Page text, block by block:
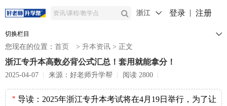
浙江 登录 注册
切换栏目
您现在的位置： 首页 > 升本资讯 > 正文
浙江专升本高数必背公式汇总！套用就能拿分！
2025-04-07 来源：好老师升学帮 阅读 2800
＂ 导读： 2025年浙江专升本考试将在4月19日举行，为了让